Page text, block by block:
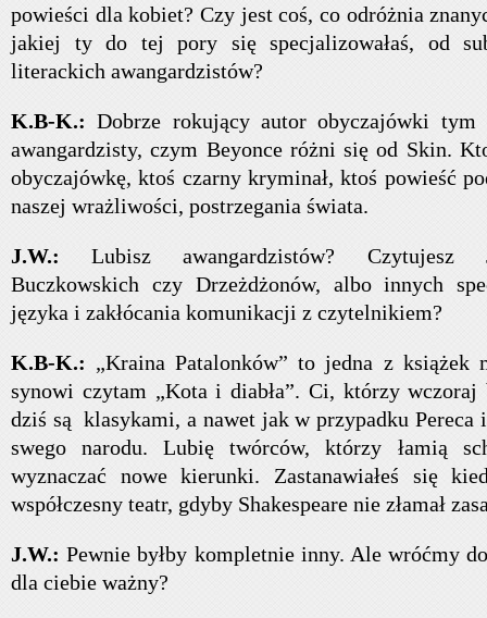
powieści dla kobiet? Czy jest coś, co odróżnia
jakiej ty do tej pory się specjalizowałaś, od
literackich awangardzistów?
K.B-K.:Dobrze rokujący autor obyczajówki
awangardzisty, czym Beyonce różni się od Skin.
obyczajówkę, ktoś czarny kryminał, ktoś powieść
naszej wrażliwości, postrzegania świata.
J.W.:Lubisz awangardzistów? Czytujesz
Buczkowskich czy Drzeżdżonów, albo innych
języka i zakłócania komunikacji z czytelnikiem?
K.B-K.: „Kraina Patalonków” to jedna z książek
synowi czytam „Kota i diabła”. Ci, którzy wczoraj
dziś są klasykami, a nawet jak w przypadku Pereca i
swego narodu. Lubię twórców, którzy łamią
wyznaczać nowe kierunki. Zastanawiałeś się
współczesny teatr, gdyby Shakespeare nie złamał
J.W.:Pewnie byłby kompletnie inny. Ale wróćmy
dla ciebie ważny?